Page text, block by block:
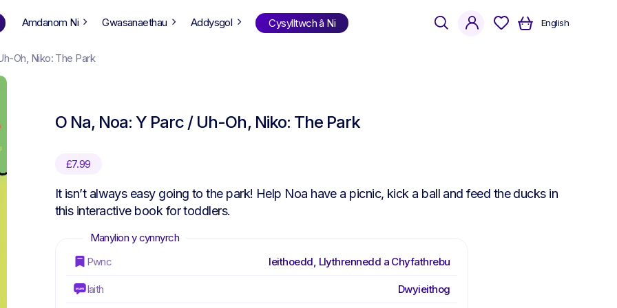
Well
0-6
12+
Cymraeg
Cwis Llyfrau
Amdanom Ni Gwasanaethau Addysgol Cysylltwch â Ni English
searchaccount
Oh, Niko: The Park
O Na, Noa: Y Parc / Uh-Oh, Niko: The Park
£7.99
It isn’t always easy going to the park! Help Noa have a picnic, kick a ball and feed the ducks in
this interactive book for toddlers.
Pwnc Ieithoedd, Llythrennedd a Chyfathrebu
Iaith Dwyieithog